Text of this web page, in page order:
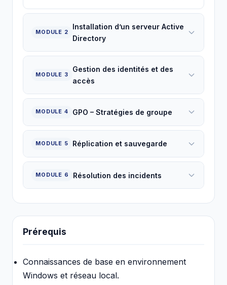
MODULE 2
Installation d’un serveur Active
Directory
MODULE 3
Gestion des identités et des
accès
MODULE 4 GPO – Stratégies de groupe
MODULE 5 Réplication et sauvegarde
MODULE 6 Résolution des incidents
Prérequis
Connaissances de base en environnement
Windows et réseau local.